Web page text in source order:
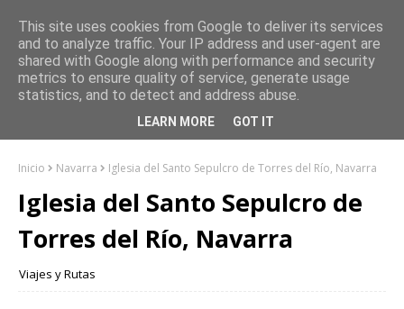
Inicio Navarra Iglesia del Santo Sepulcro de Torres del Río, Navarra
Iglesia del Santo Sepulcro de
Torres del Río, Navarra
Viajes y Rutas
This site uses cookies from Google to deliver its services
and to analyze traffic. Your IP address and user-agent are
shared with Google along with performance and security
metrics to ensure quality of service, generate usage
statistics, and to detect and address abuse.
LEARN MORE GOT IT